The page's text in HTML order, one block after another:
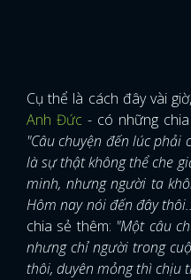
Cụ thể là cách đây vài
Anh Đức - có những
"Câu chuyện đến lúc
là sự thật không thể che
minh, nhưng người ta
Hôm nay nói đến đây
chia sẻ thêm: "Một câu
nhưng chỉ người trong
thôi, duyên mỏng thì chịu